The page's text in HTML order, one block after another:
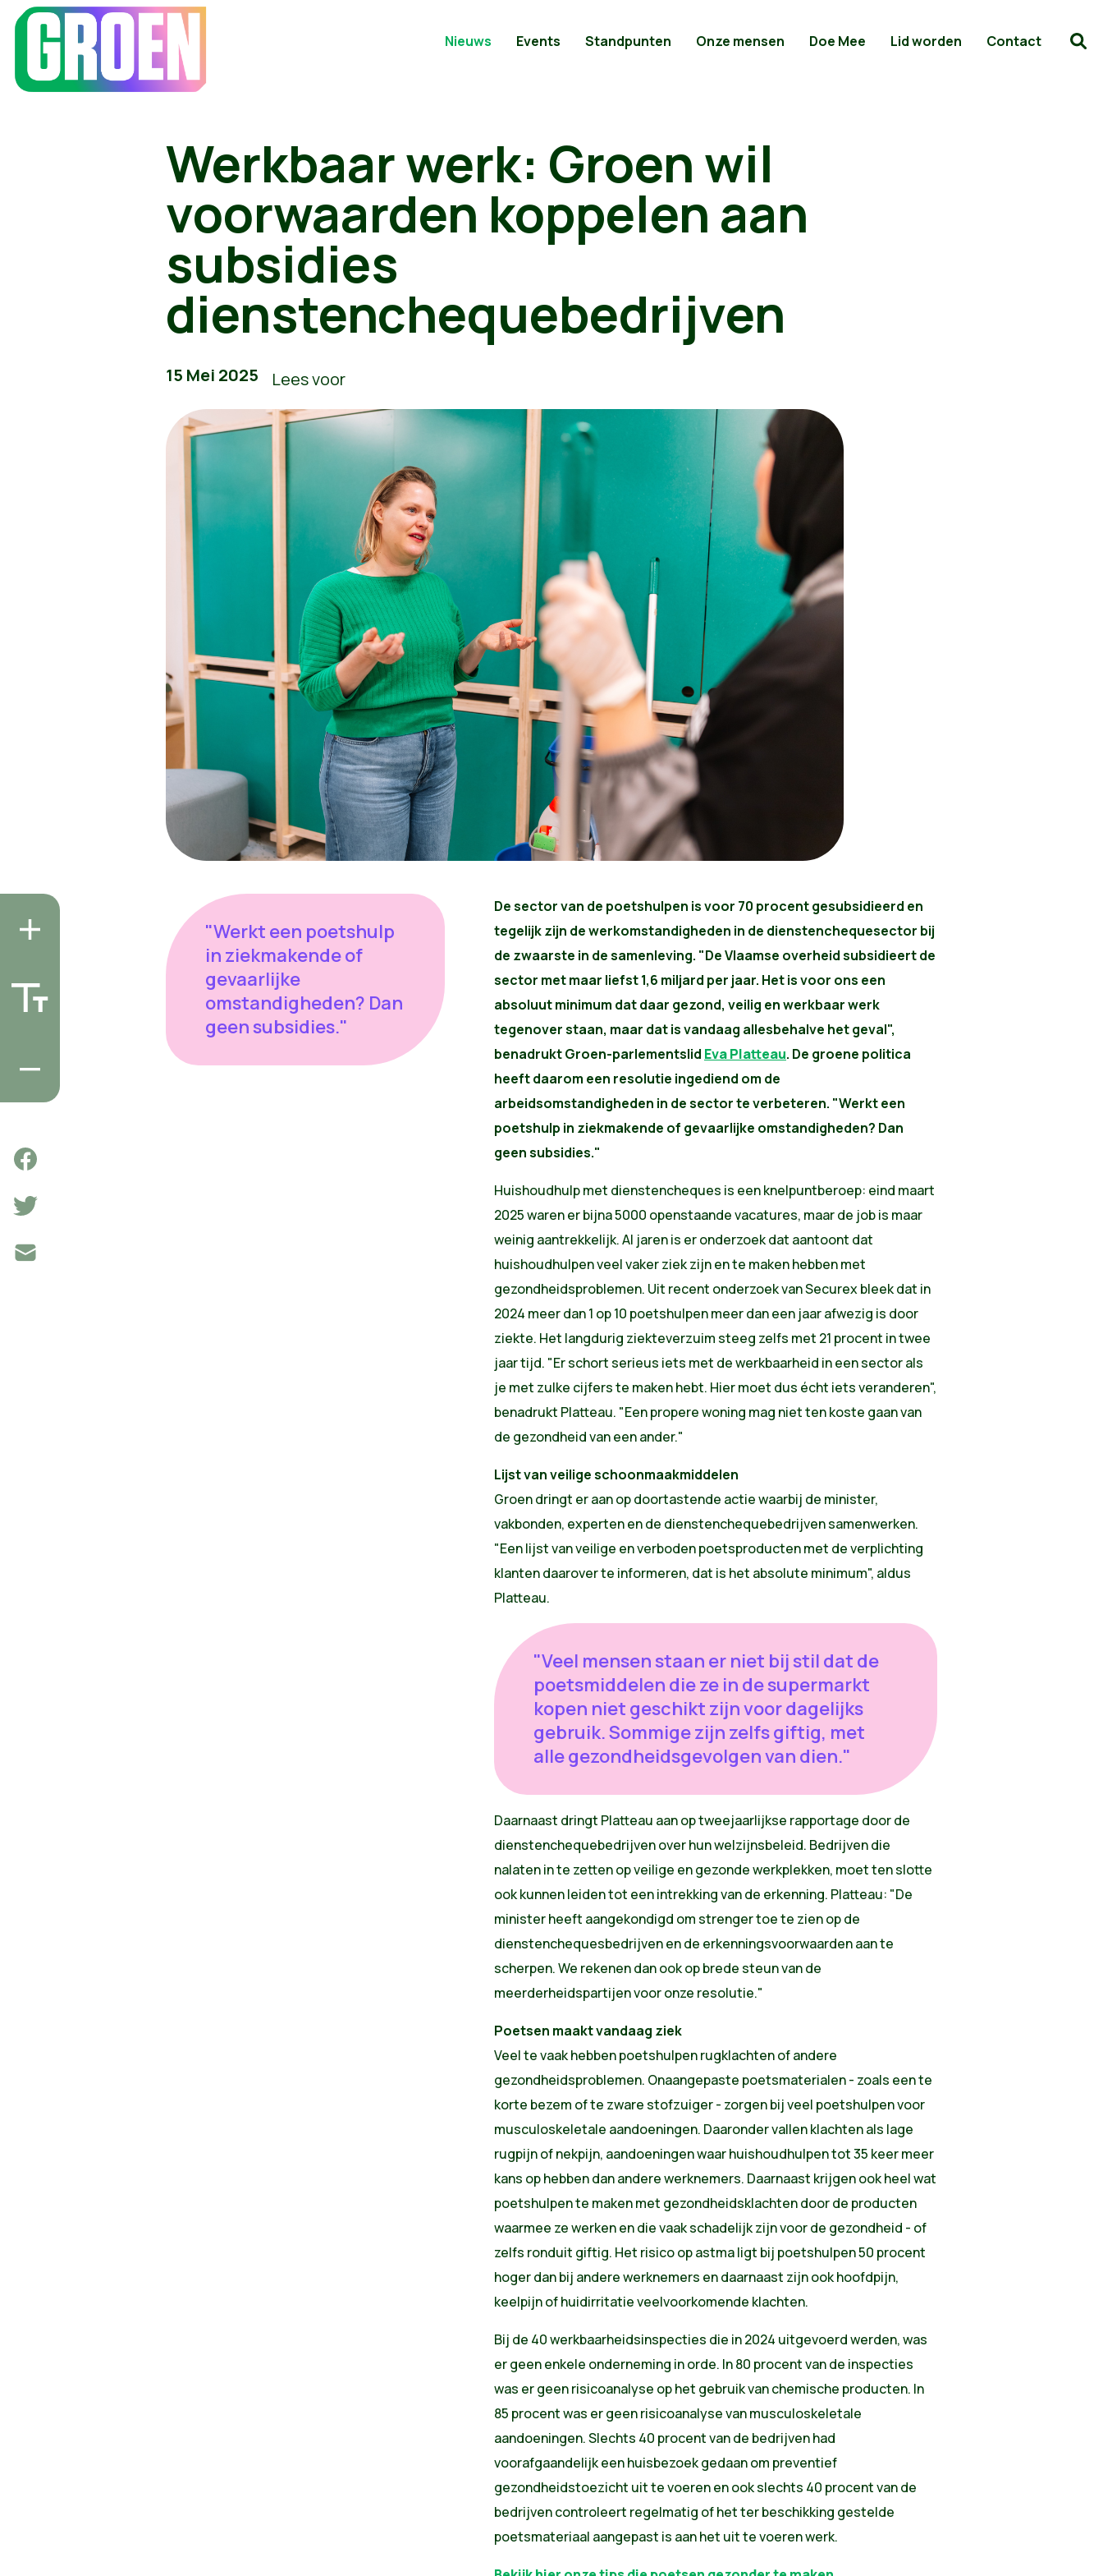
Nieuws Events Standpunten Onze mensen Doe Mee Lid worden Contact
Werkbaar werk: Groen wil
voorwaarden koppelen aan
subsidies
dienstenchequebedrijven
15 Mei 2025 Lees voor
"Werkt een poetshulp
in ziekmakende of
gevaarlijke
omstandigheden? Dan
geen subsidies."
De sector van de poetshulpen is voor 70 procent gesubsidieerd en
tegelijk zijn de werkomstandigheden in de dienstenchequesector bij
de zwaarste in de samenleving. "De Vlaamse overheid subsidieert de
sector met maar liefst 1,6 miljard per jaar. Het is voor ons een
absoluut minimum dat daar gezond, veilig en werkbaar werk
tegenover staan, maar dat is vandaag allesbehalve het geval",
benadrukt Groen-parlementslid Eva Platteau. De groene politica
heeft daarom een resolutie ingediend om de
arbeidsomstandigheden in de sector te verbeteren. "Werkt een
poetshulp in ziekmakende of gevaarlijke omstandigheden? Dan
geen subsidies."
Huishoudhulp met dienstencheques is een knelpuntberoep: eind maart
2025 waren er bijna 5000 openstaande vacatures, maar de job is maar
weinig aantrekkelijk. Al jaren is er onderzoek dat aantoont dat
huishoudhulpen veel vaker ziek zijn en te maken hebben met
gezondheidsproblemen. Uit recent onderzoek van Securex bleek dat in
2024 meer dan 1 op 10 poetshulpen meer dan een jaar afwezig is door
ziekte. Het langdurig ziekteverzuim steeg zelfs met 21 procent in twee
jaar tijd. "Er schort serieus iets met de werkbaarheid in een sector als
je met zulke cijfers te maken hebt. Hier moet dus écht iets veranderen",
benadrukt Platteau. "Een propere woning mag niet ten koste gaan van
de gezondheid van een ander."
Lijst van veilige schoonmaakmiddelen
Groen dringt er aan op doortastende actie waarbij de minister,
vakbonden, experten en de dienstenchequebedrijven samenwerken.
"Een lijst van veilige en verboden poetsproducten met de verplichting
klanten daarover te informeren, dat is het absolute minimum", aldus
Platteau.
"Veel mensen staan er niet bij stil dat de
poetsmiddelen die ze in de supermarkt
kopen niet geschikt zijn voor dagelijks
gebruik. Sommige zijn zelfs giftig, met
alle gezondheidsgevolgen van dien."
Daarnaast dringt Platteau aan op tweejaarlijkse rapportage door de
dienstenchequebedrijven over hun welzijnsbeleid. Bedrijven die
nalaten in te zetten op veilige en gezonde werkplekken, moet ten slotte
ook kunnen leiden tot een intrekking van de erkenning. Platteau: "De
minister heeft aangekondigd om strenger toe te zien op de
dienstenchequesbedrijven en de erkenningsvoorwaarden aan te
scherpen. We rekenen dan ook op brede steun van de
meerderheidspartijen voor onze resolutie."
Poetsen maakt vandaag ziek
Veel te vaak hebben poetshulpen rugklachten of andere
gezondheidsproblemen. Onaangepaste poetsmaterialen - zoals een te
korte bezem of te zware stofzuiger - zorgen bij veel poetshulpen voor
musculoskeletale aandoeningen. Daaronder vallen klachten als lage
rugpijn of nekpijn, aandoeningen waar huishoudhulpen tot 35 keer meer
kans op hebben dan andere werknemers. Daarnaast krijgen ook heel wat
poetshulpen te maken met gezondheidsklachten door de producten
waarmee ze werken en die vaak schadelijk zijn voor de gezondheid - of
zelfs ronduit giftig. Het risico op astma ligt bij poetshulpen 50 procent
hoger dan bij andere werknemers en daarnaast zijn ook hoofdpijn,
keelpijn of huidirritatie veelvoorkomende klachten.
Bij de 40 werkbaarheidsinspecties die in 2024 uitgevoerd werden, was
er geen enkele onderneming in orde. In 80 procent van de inspecties
was er geen risicoanalyse op het gebruik van chemische producten. In
85 procent was er geen risicoanalyse van musculoskeletale
aandoeningen. Slechts 40 procent van de bedrijven had
voorafgaandelijk een huisbezoek gedaan om preventief
gezondheidstoezicht uit te voeren en ook slechts 40 procent van de
bedrijven controleert regelmatig of het ter beschikking gestelde
poetsmateriaal aangepast is aan het uit te voeren werk.